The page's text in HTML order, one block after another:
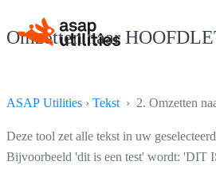
Omzetten naar
ASAP Utilities › Tekst › 2. Omzetten
Deze tool zet alle tekst in uw
Bijvoorbeeld 'dit is een test' wordt: 'DIT